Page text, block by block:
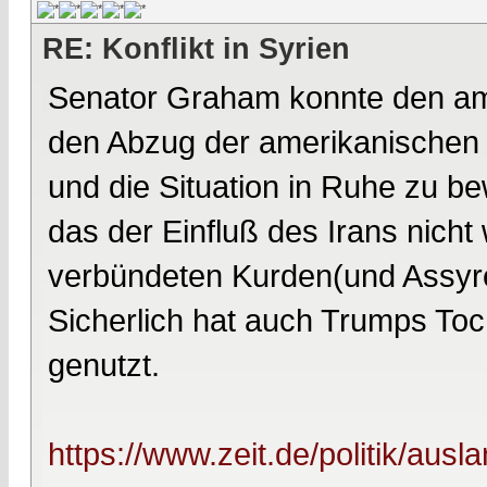
RE: Konflikt in Syrien
Senator Graham konnte den
den Abzug der
und die Situation in Ruhe zu
das der Einfluß des Irans
verbündeten Kurden(und
Sicherlich hat auch Trumps
genutzt.
https://www.zeit.de/politik/